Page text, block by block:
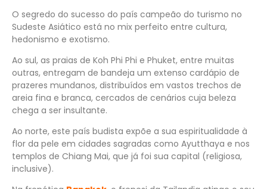
O segredo do sucesso do país campeão do turismo no
Sudeste Asiático está no mix perfeito entre cultura,
hedonismo e exotismo.
Ao sul, as praias de Koh Phi Phi e Phuket, entre muitas
outras, entregam de bandeja um extenso cardápio de
prazeres mundanos, distribuídos em vastos trechos de
areia fina e branca, cercados de cenários cuja beleza
chega a ser insultante.
Ao norte, este país budista expõe a sua espiritualidade à
flor da pele em cidades sagradas como Ayutthaya e nos
templos de Chiang Mai, que já foi sua capital (religiosa,
inclusive).